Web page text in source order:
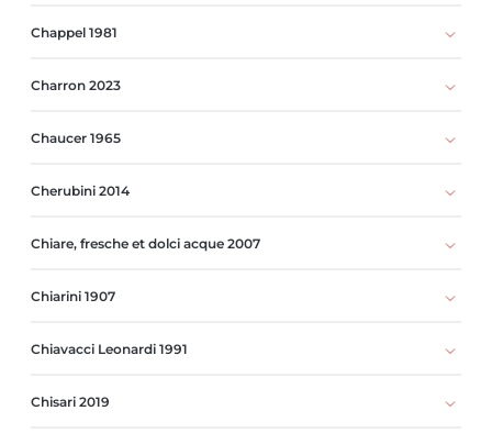
Chappel 1981
Charron 2023
Chaucer 1965
Cherubini 2014
Chiare, fresche et dolci acque 2007
Chiarini 1907
Chiavacci Leonardi 1991
Chisari 2019